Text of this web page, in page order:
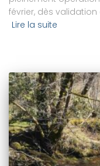
février, dès
Lire la suite